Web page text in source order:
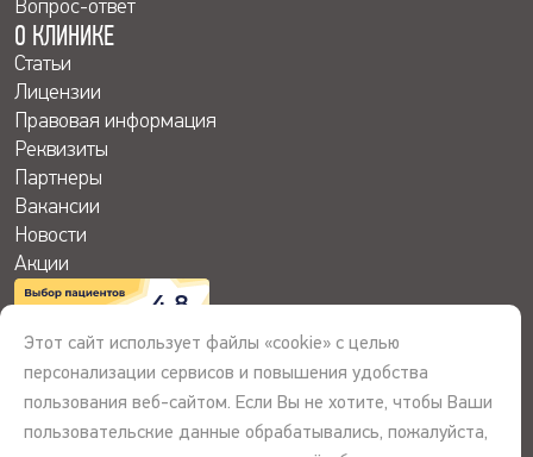
Вопрос-ответ
О КЛИНИКЕ
Статьи
Лицензии
Правовая информация
Реквизиты
Партнеры
Вакансии
Новости
Акции
4.8
© 2026 © ООО «Сибирь-Ассист», Первая Кардиоклиника. Все права
Этот сайт использует файлы «cookie» с целью
персонализации сервисов и повышения удобства
пользования веб-сайтом. Если Вы не хотите, чтобы Ваши
пользовательские данные обрабатывались, пожалуйста,